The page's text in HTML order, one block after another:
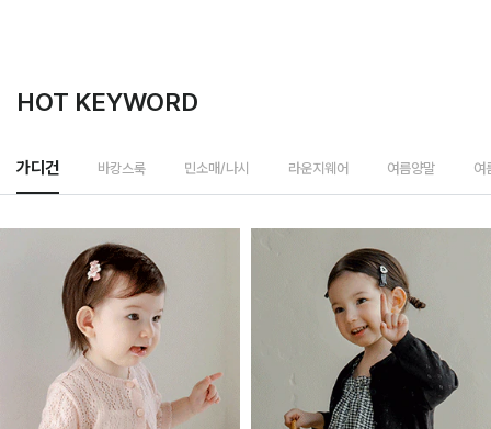
HOT KEYWORD
가디건 바캉스룩 민소매/나시 라운지웨어 여름양말 여